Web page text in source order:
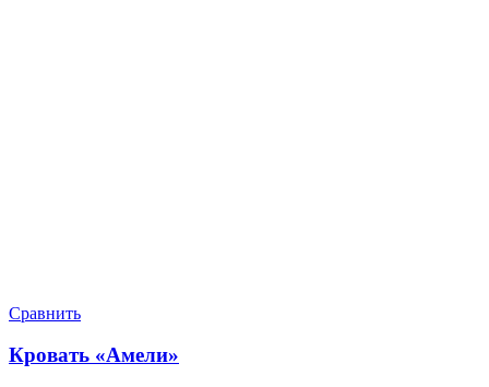
Сравнить
Кровать «Амели»